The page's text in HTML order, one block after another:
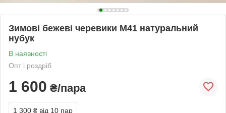
Зимові бежеві черевики М41 натуральний
нубук
В наявності
Опт і роздріб
1 600 ₴/пара
1 300 ₴ від 10 пар